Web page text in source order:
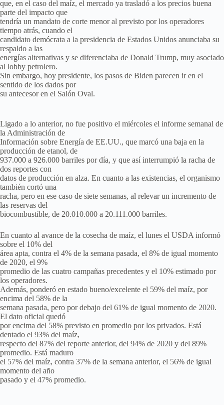
que, en el caso del maíz, el mercado ya trasladó a los precios buena
parte del impacto que
tendría un mandato de corte menor al previsto por los operadores
tiempo atrás, cuando el
candidato demócrata a la presidencia de Estados Unidos anunciaba su
respaldo a las
energías alternativas y se diferenciaba de Donald Trump, muy asociado
al lobby petrolero.
Sin embargo, hoy presidente, los pasos de Biden parecen ir en el
sentido de los dados por
su antecesor en el Salón Oval.
Ligado a lo anterior, no fue positivo el miércoles el informe semanal de
la Administración de
Información sobre Energía de EE.UU., que marcó una baja en la
producción de etanol, de
937.000 a 926.000 barriles por día, y que así interrumpió la racha de
dos reportes con
datos de producción en alza. En cuanto a las existencias, el organismo
también cortó una
racha, pero en ese caso de siete semanas, al relevar un incremento de
las reservas del
biocombustible, de 20.010.000 a 20.111.000 barriles.
En cuanto al avance de la cosecha de maíz, el lunes el USDA informó
sobre el 10% del
área apta, contra el 4% de la semana pasada, el 8% de igual momento
de 2020, el 9%
promedio de las cuatro campañas precedentes y el 10% estimado por
los operadores.
Además, ponderó en estado bueno/excelente el 59% del maíz, por
encima del 58% de la
semana pasada, pero por debajo del 61% de igual momento de 2020.
El dato oficial quedó
por encima del 58% previsto en promedio por los privados. Está
dentado el 93% del maíz,
respecto del 87% del reporte anterior, del 94% de 2020 y del 89%
promedio. Está maduro
el 57% del maíz, contra 37% de la semana anterior, el 56% de igual
momento del año
pasado y el 47% promedio.